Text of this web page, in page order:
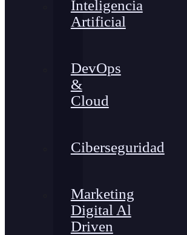
Inteligencia
Artificial
DevOps
&
Cloud
Ciberseguridad
Marketing
Digital Al
Driven